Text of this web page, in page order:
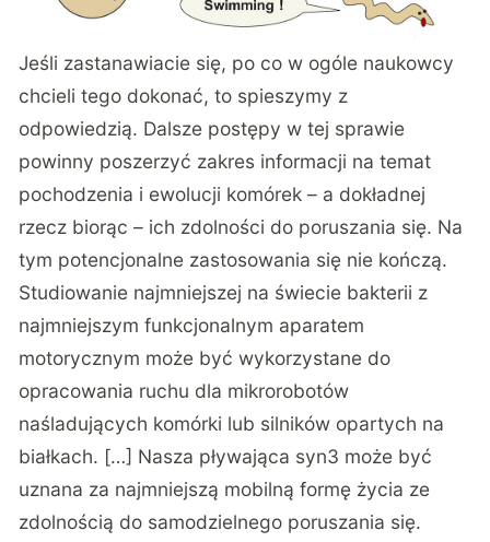
Jeśli zastanawiacie się, po co w ogóle naukowcy
chcieli tego dokonać, to spieszymy z
odpowiedzią. Dalsze postępy w tej sprawie
powinny poszerzyć zakres informacji na temat
pochodzenia i ewolucji komórek – a dokładnej
rzecz biorąc – ich zdolności do poruszania się. Na
tym potencjonalne zastosowania się nie kończą.
Studiowanie najmniejszej na świecie bakterii z
najmniejszym funkcjonalnym aparatem
motorycznym może być wykorzystane do
opracowania ruchu dla mikrorobotów
naśladujących komórki lub silników opartych na
białkach. […] Nasza pływająca syn3 może być
uznana za najmniejszą mobilną formę życia ze
zdolnością do samodzielnego poruszania się.